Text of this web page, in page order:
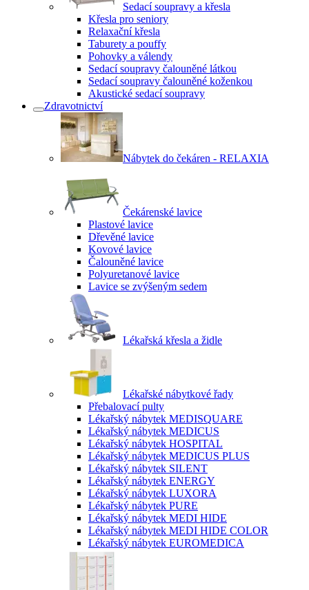
Sedací soupravy a křesla
Křesla pro seniory
Relaxační křesla
Taburety a pouffy
Pohovky a válendy
Sedací soupravy čalouněné látkou
Sedací soupravy čalouněné koženkou
Akustické sedací soupravy
Zdravotnictví
Nábytek do čekáren - RELAXIA
Čekárenské lavice
Plastové lavice
Dřevěné lavice
Kovové lavice
Čalouněné lavice
Polyuretanové lavice
Lavice se zvýšeným sedem
Lékařská křesla a židle
Lékařské nábytkové řady
Přebalovací pulty
Lékařský nábytek MEDISQUARE
Lékařský nábytek MEDICUS
Lékařský nábytek HOSPITAL
Lékařský nábytek MEDICUS PLUS
Lékařský nábytek SILENT
Lékařský nábytek ENERGY
Lékařský nábytek LUXORA
Lékařský nábytek PURE
Lékařský nábytek MEDI HIDE
Lékařský nábytek MEDI HIDE COLOR
Lékařský nábytek EUROMEDICA